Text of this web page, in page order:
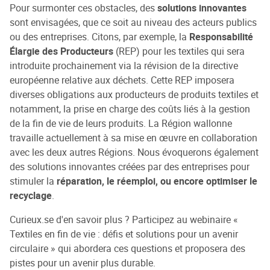
Pour surmonter ces obstacles, dessolutions innovantes
sont envisagées, que ce soit au niveau des acteurs publics
ou des entreprises. Citons, par exemple, la Responsabilité
Élargie des Producteurs (REP) pour les textiles qui sera
introduite prochainement via la révision de la directive
européenne relative aux déchets. Cette REP imposera
diverses obligations aux producteurs de produits textiles et
notamment, la prise en charge des coûts liés à la gestion
de la fin de vie de leurs produits. La Région wallonne
travaille actuellement à sa mise en œuvre en collaboration
avec les deux autres Régions. Nous évoquerons également
des solutions innovantes créées par des entreprises pour
stimuler la réparation, le réemploi, ou encore optimiser le
recyclage.
Curieux.se d'en savoir plus ? Participez au webinaire «
Textiles en fin de vie : défis et solutions pour un avenir
circulaire » qui abordera ces questions et proposera des
pistes pour un avenir plus durable.